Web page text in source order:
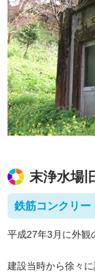
末浄水場
鉄筋コンクリー
平成27年3月に外観
建設当時から徐々